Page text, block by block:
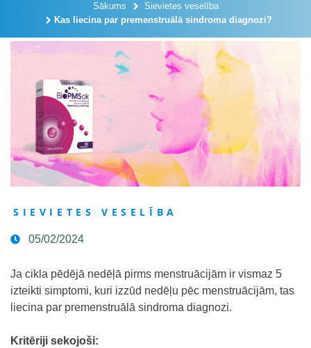
Sākums
Sievietes veselība
Kas liecina par premenstruālā sindroma diagnozi?
SIEVIETES VESELĪBA
05/02/2024
Ja cikla pēdējā nedēļā pirms menstruācijām ir vismaz 5
izteikti simptomi, kuri izzūd nedēļu pēc menstruācijām, tas
liecina par premenstruālā sindroma diagnozi.
Kritēriji sekojoši: